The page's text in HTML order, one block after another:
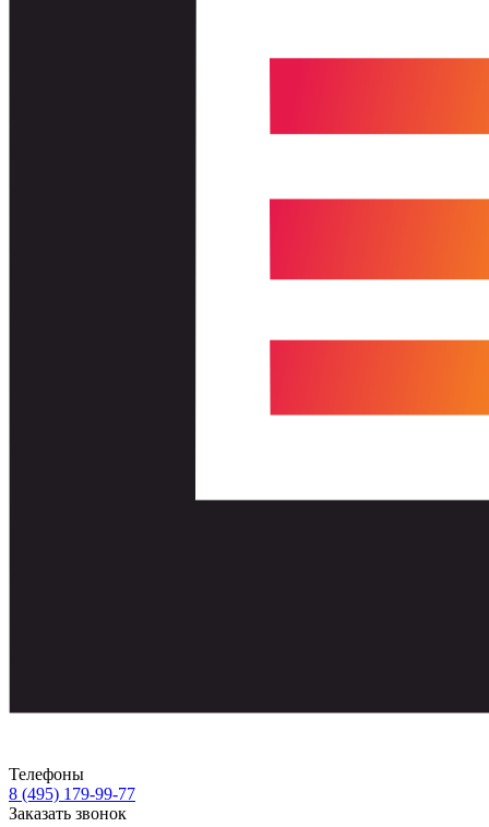
Телефоны
8 (495) 179-99-77
Заказать звонок